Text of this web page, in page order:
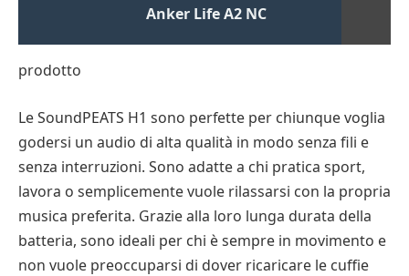
Anker Life A2 NC
prodotto
Le SoundPEATS H1 sono perfette per chiunque voglia
godersi un audio di alta qualità in modo senza fili e
senza interruzioni. Sono adatte a chi pratica sport,
lavora o semplicemente vuole rilassarsi con la propria
musica preferita. Grazie alla loro lunga durata della
batteria, sono ideali per chi è sempre in movimento e
non vuole preoccuparsi di dover ricaricare le cuffie